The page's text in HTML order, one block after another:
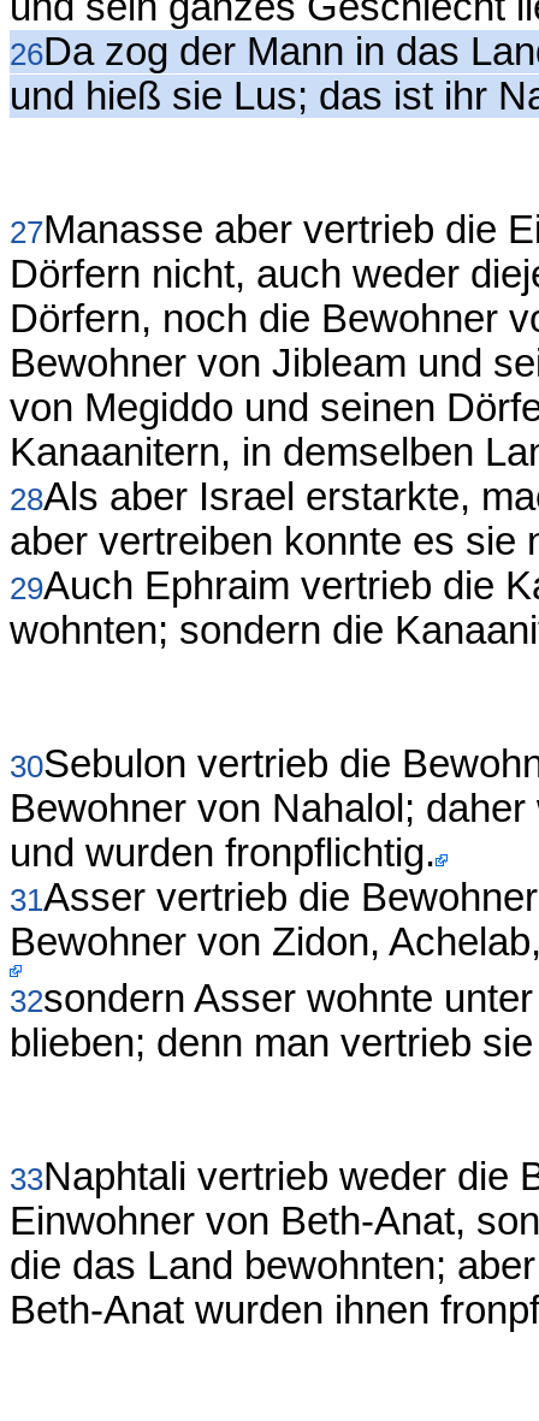
26Da zog der Mann in das
und hieß sie Lus; das ist ihr
27Manasse aber vertrieb die
Dörfern nicht, auch weder
Dörfern, noch die Bewohner
Bewohner von Jibleam und
von Megiddo und seinen
Kanaanitern, in demselben
28Als aber Israel erstarkte,
aber vertreiben konnte es sie
29Auch Ephraim vertrieb die
wohnten; sondern die
30Sebulon vertrieb die
Bewohner von Nahalol;
und wurden fronpflichtig.
31Asser vertrieb die
Bewohner von Zidon,
32sondern Asser wohnte
blieben; denn man vertrieb
33Naphtali vertrieb weder die
Einwohner von Beth-Anat,
die das Land bewohnten;
Beth-Anat wurden ihnen